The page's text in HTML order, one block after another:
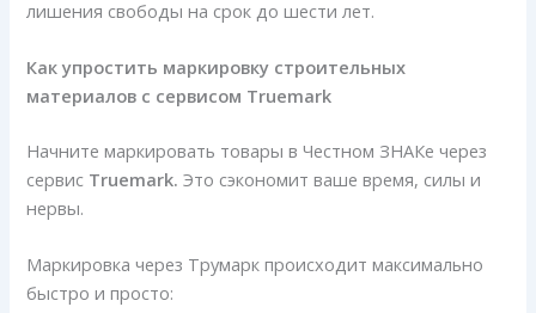
лишения свободы на срок до шести лет.
Как упростить маркировку строительных
материалов с сервисом Truemark
Начните маркировать товары в Честном ЗНАКе через
сервис Truemark.Это сэкономит ваше время, силы и
нервы.
Маркировка через Трумарк происходит максимально
быстро и просто: